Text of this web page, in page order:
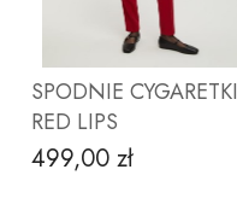
SPODNIE CYGARETKI
RED LIPS
Cena
499,00 zł